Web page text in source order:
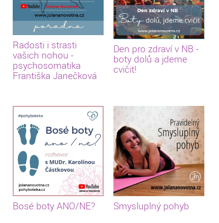
Radosti i strasti
vašich nohou -
psychosomatika
Františka Janečková
Den pro zdraví v NB -
boty dolů a jdeme
cvičit!
Bosé boty ANO/NE? Smysluplný pohyb